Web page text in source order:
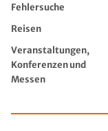
Fehlersuche
Reisen
Veranstaltungen,
Konferenzen und
Messen